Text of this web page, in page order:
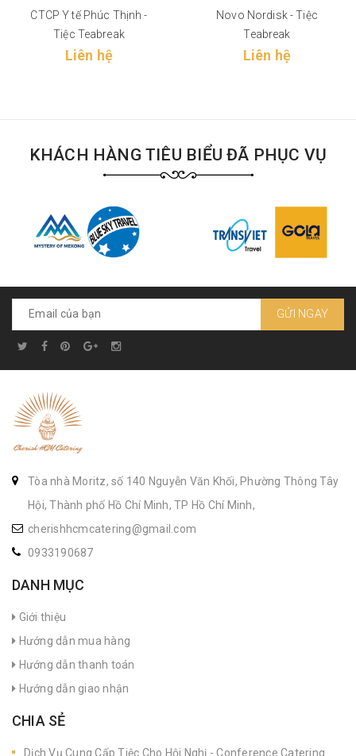
CTCP Y tế Phúc Thịnh -
Tiệc Teabreak
Liên hệ
Novo Nordisk - Tiệc
Teabreak
Liên hệ
KHÁCH HÀNG TIÊU BIỂU ĐÃ PHỤC VỤ
GỬI NGAY
Tòa nhà Moritz, số 140 Nguyễn Văn Khối, Phường Thông Tây
Hội, Thành phố Hồ Chí Minh, TP Hồ Chí Minh,
cherishhcmcatering@gmail.com
0933190687
DANH MỤC
Giới thiệu
Hướng dẫn mua hàng
Hướng dẫn thanh toán
Hướng dẫn giao nhận
CHIA SẺ
Dịch Vụ Cung Cấp Tiệc Cho Hội Nghị - Conference Catering